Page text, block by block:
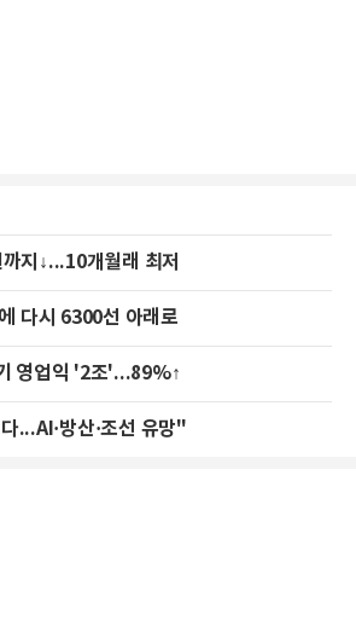
지↓...10개월래 최저
다시 6300선 아래로
영업익 '2조'...89%↑
...AI·방산·조선 유망"